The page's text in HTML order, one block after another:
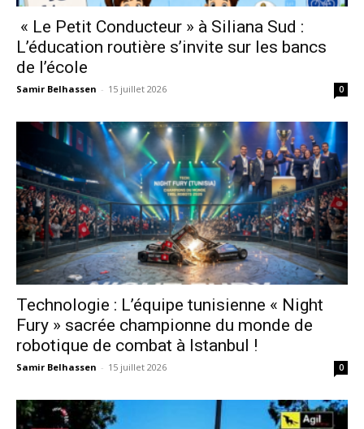
« Le Petit Conducteur » à Siliana Sud :
L’éducation routière s’invite sur les bancs
de l’école
Samir Belhassen - 15 juillet 2026 0
Technologie : L’équipe tunisienne « Night
Fury » sacrée championne du monde de
robotique de combat à Istanbul !
Samir Belhassen - 15 juillet 2026 0